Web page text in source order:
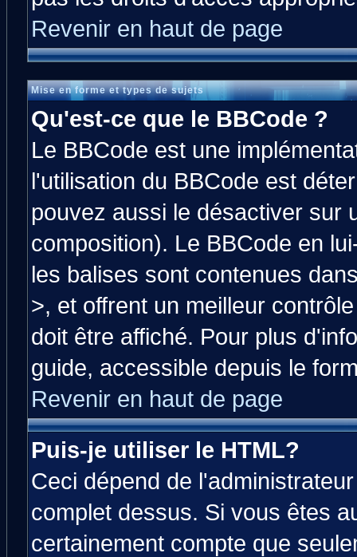
Revenir en haut de page
Mise en forme et types de sujets
Qu'est-ce que le BBCode ?
Le BBCode est une
l'utilisation du BBCode est
pouvez aussi le désactiver sur
composition). Le BBCode en
les balises sont contenues
>, et offrent un meilleur
doit être affiché. Pour plus
guide, accessible depuis le
Revenir en haut de page
Puis-je utiliser le HTML?
Ceci dépend de
complet dessus. Si vous êtes
certainement compte que